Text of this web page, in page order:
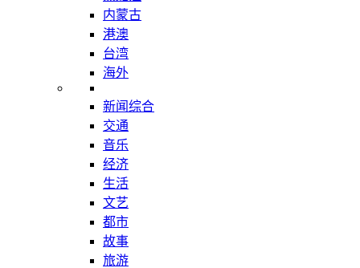
内蒙古
港澳
台湾
海外
新闻综合
交通
音乐
经济
生活
文艺
都市
故事
旅游